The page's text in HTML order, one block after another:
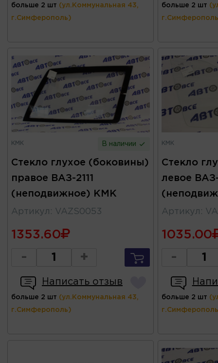
больше 2 шт (ул.Коммунальная 43,
г.Симферополь)
больше 2 шт
КМК В наличии
Стекло глухое (боковины)
правое ВАЗ-2111
(неподвижное) КМК
Артикул : VAZS0053
1353.60
- +
Написать отзыв
больше 2 шт (ул.Коммунальная 43,
г.Симферополь)
КМК
Стекло
левое
Артикул :
1035.00
-
больше 2 шт